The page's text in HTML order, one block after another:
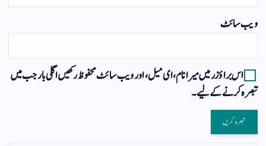
ویب‌ سائٹ
اس براؤزر میں میرا نام، ای میل، اور ویب سائٹ محفوظ رکھیں اگلی بار جب میں
تبصرہ کرنے کےلیے۔